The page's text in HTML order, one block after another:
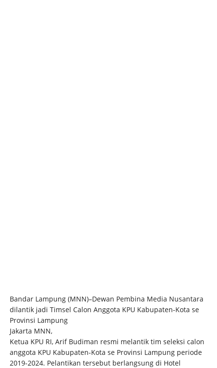
Bandar Lampung (MNN)–Dewan Pembina Media Nusantara
dilantik jadi Timsel Calon Anggota KPU Kabupaten-Kota se
Provinsi Lampung
Jakarta MNN,
Ketua KPU RI, Arif Budiman resmi melantik tim seleksi calon
anggota KPU Kabupaten-Kota se Provinsi Lampung periode
2019-2024. Pelantikan tersebut berlangsung di Hotel